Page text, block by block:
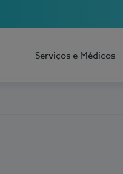
Serviços e Médicos